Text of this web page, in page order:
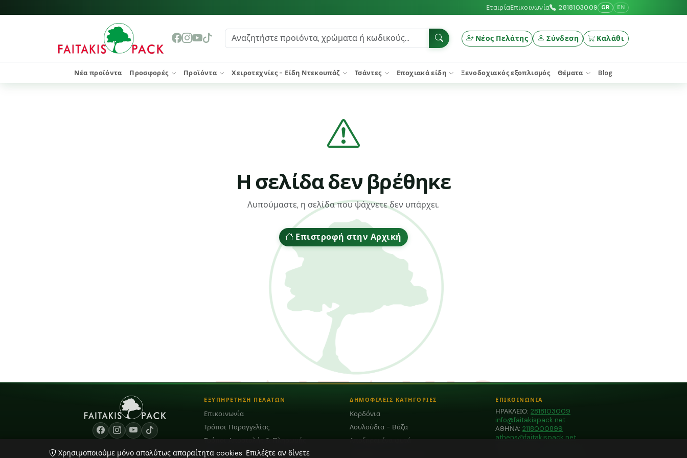
ΕταιρίαΕπικοινωνία 2818103009 GR EN
Νέος Πελάτης Σύνδεση Καλάθι
Νέα προϊόντα Προσφορές Προϊόντα Χειροτεχνίες - Είδη Ντεκουπάζ Τσάντες Εποχιακά είδη Ξενοδοχιακός εξοπλισμός Θέματα Blog
Η σελίδα δεν βρέθηκε
Λυπούμαστε, η σελίδα που ψάχνετε δεν υπάρχει.
Επιστροφή στην Αρχική
ΕΞΥΠΗΡΕΤΗΣΗ ΠΕΛΑΤΩΝ
Επικοινωνία
Τρόποι Παραγγελίας
Τρόποι Αποστολής & Πληρωμής
Blog
ΔΗΜΟΦΙΛΕΙΣ ΚΑΤΗΓΟΡΙΕΣ
Κορδόνια
Λουλούδια - Βάζα
Αποξηραμένα φυτά
ΕΠΙΚΟΙΝΩΝΙΑ
ΗΡΑΚΛΕΙΟ: 2818103009
info@faitakispack.net
ΑΘΗΝΑ: 2118000899
athens@faitakispack.net
Χρησιμοποιούμε μόνο απολύτως απαραίτητα cookies. Επιλέξτε αν δίνετε